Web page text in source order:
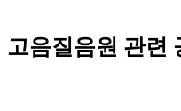
고음질음원 관련